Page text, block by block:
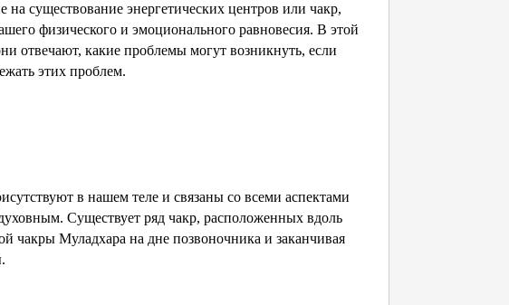
существование энергетических центров или чакр,
физического и эмоционального равновесия. В этой
отвечают, какие проблемы могут возникнуть, если
этих проблем.
в нашем теле и связаны со всеми аспектами
Существует ряд чакр, расположенных вдоль
чакры Муладхара на дне позвоночника и заканчивая